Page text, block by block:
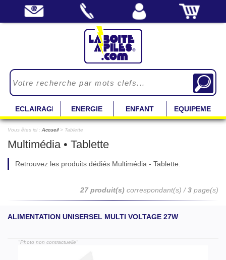
ECLAIRAGE ENERGIE ENFANT EQUIPEMENT
Vous êtes ici : Accueil> Tablette
Multimédia • Tablette
Retrouvez les produits dédiés Multimédia - Tablette.
27 produit(s) correspondant(s) /3 page(s)
ALIMENTATION UNISERSEL MULTI VOLTAGE 27W
"Photo non contractuelle"